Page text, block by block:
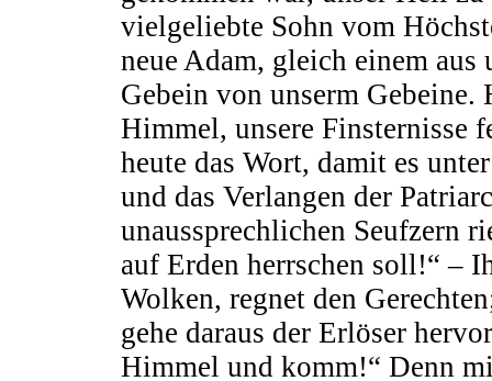
vielgeliebte Sohn vom
neue Adam, gleich einem
Gebein von unserm
Himmel, unsere Finsternisse
heute das Wort, damit es
und das Verlangen der
unaussprechlichen Seufzern
auf Erden herrschen soll!“ –
Wolken, regnet den
gehe daraus der Erlöser
Himmel und komm!“ Denn